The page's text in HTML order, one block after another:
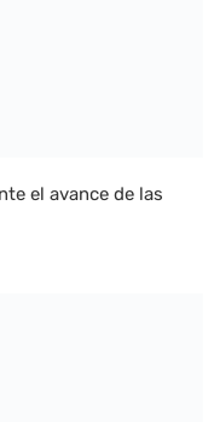
el avance de las